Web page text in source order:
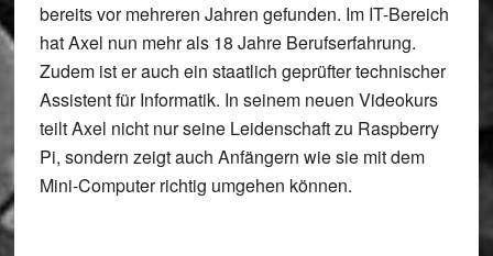
bereits vor mehreren Jahren gefunden. Im IT-Bereich
hat Axel nun mehr als 18 Jahre Berufserfahrung.
Zudem ist er auch ein staatlich geprüfter technischer
Assistent für Informatik. In seinem neuen Videokurs
teilt Axel nicht nur seine Leidenschaft zu Raspberry
Pi, sondern zeigt auch Anfängern wie sie mit dem
Mini-Computer richtig umgehen können.